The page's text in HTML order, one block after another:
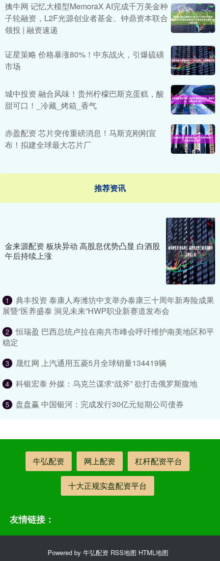
擒牛网 记忆大模型MemoraX AI完成千万美金种
子轮融资，L2F光源创业者基金、钟鼎资本联合
领投 | 融资速递
证星策略 价格暴涨80%！中东战火，引爆硫磺
市场
城中投资 融合风味！贵州柠檬巴斯克蛋糕，酸
甜可口！_冷藏_烤箱_香气
赤盈配资 芯片突传重磅消息！马斯克刚刚宣
布！拟建全球最大芯片厂
推荐资讯
金来源配资 板块异动 高股息优势凸显 白酒股
午后持续上涨
1
典丰投资 泰康人寿潍坊中支举办泰康三十周年新寿险成果
展暨“医养盛泰 洞见未来”HWP职业新赛道发布会
2
恒瑞盈 巴西总统卢拉在南共市峰会呼吁维护南美地区和平
稳定
3 晟红网 上汽通用五菱5月全球销量134419辆
4 科银宏泰 外媒：乌克兰谋求“战斧” 欲打击俄罗斯腹地
5 盘盘赢 中国银河：完成发行30亿元短期公司债券
牛弘配资 网上配资 杠杆配资平台
十大正规实盘配资平台
友情链接：
Powered by 牛弘配资 RSS地图 HTML地图